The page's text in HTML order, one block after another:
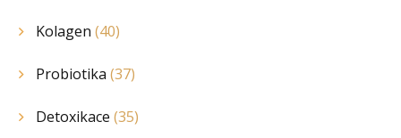
Kolagen (40)
Probiotika (37)
Detoxikace (35)